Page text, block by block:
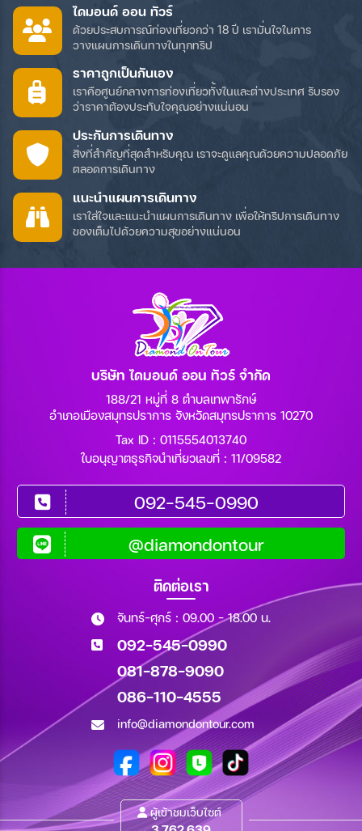
ไดมอนด์ ออน ทัวร์
ด้วยประสบการณ์ท่องเที่ยวกว่า 18 ปี เรามั่นใจในการ
วางแผนการเดินทางในทุกทริป
ราคาถูกเป็นกันเอง
เราคือศูนย์กลางการท่องเที่ยวทั้งในและต่างประเทศ รับรอง
ว่าราคาต้องประทับใจคุณอย่างแน่นอน
ประกันการเดินทาง
สิ่งที่สำคัญที่สุดสำหรับคุณ เราจะดูแลคุณด้วยความปลอดภัย
ตลอดการเดินทาง
แนะนำแผนการเดินทาง
เราใส่ใจและแนะนำแผนการเดินทาง เพื่อให้ทริปการเดินทาง
ของเต็มไปด้วยความสุขอย่างแน่นอน
บริษัท ไดมอนด์ ออน ทัวร์ จำกัด
188/21 หมู่ที่ 8 ตำบลเทพารักษ์
อำเภอเมืองสมุทรปราการ จังหวัดสมุทรปราการ 10270
Tax ID : 0115554013740
ใบอนุญาตธุรกิจนำเที่ยวเลขที่ : 11/09582
092-545-0990
@diamondontour
ติดต่อเรา
จันทร์-ศุกร์ : 09.00 - 18.00 น.
092-545-0990
081-878-9090
086-110-4555
info@diamondontour.com
ผู้เข้าชมเว็บไซต์